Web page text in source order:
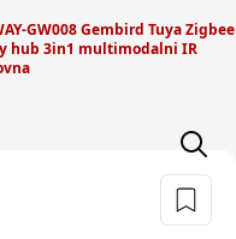
GW008 Gembird Tuya Zigbee
hub 3in1 multimodalni IR